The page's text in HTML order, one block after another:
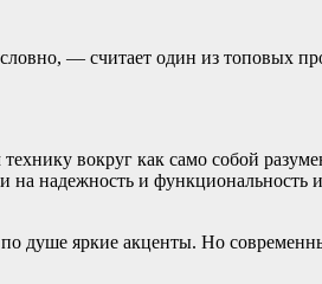
— считает один из топовых
вокруг как само собой
на надежность и функциональность
душе яркие акценты. Но